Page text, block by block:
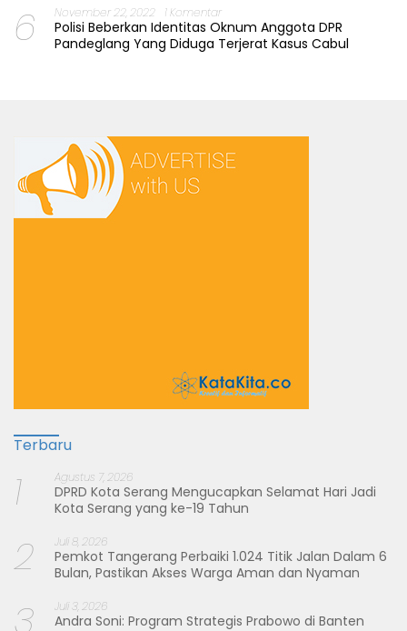
6 November 22, 2022 1 Komentar
Polisi Beberkan Identitas Oknum Anggota DPR
Pandeglang Yang Diduga Terjerat Kasus Cabul
Terbaru
1 Agustus 7, 2026
DPRD Kota Serang Mengucapkan Selamat Hari Jadi
Kota Serang yang ke-19 Tahun
2 Juli 8, 2026
Pemkot Tangerang Perbaiki 1.024 Titik Jalan Dalam 6
Bulan, Pastikan Akses Warga Aman dan Nyaman
3 Juli 3, 2026
Andra Soni: Program Strategis Prabowo di Banten